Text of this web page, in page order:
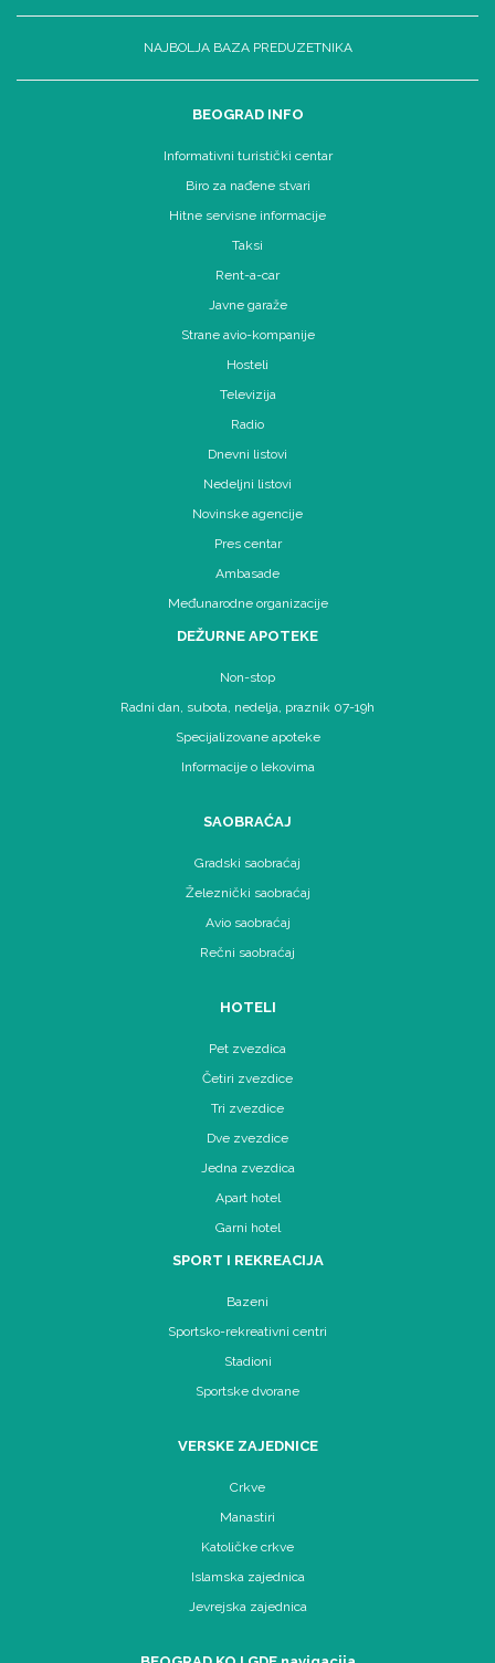
NAJBOLJA BAZA PREDUZETNIKA
BEOGRAD INFO
Informativni turistički centar
Biro za nađene stvari
Hitne servisne informacije
Taksi
Rent-a-car
Javne garaže
Strane avio-kompanije
Hosteli
Televizija
Radio
Dnevni listovi
Nedeljni listovi
Novinske agencije
Pres centar
Ambasade
Međunarodne organizacije
DEŽURNE APOTEKE
Non-stop
Radni dan, subota, nedelja, praznik 07-19h
Specijalizovane apoteke
Informacije o lekovima
SAOBRAĆAJ
Gradski saobraćaj
Železnički saobraćaj
Avio saobraćaj
Rečni saobraćaj
HOTELI
Pet zvezdica
Četiri zvezdice
Tri zvezdice
Dve zvezdice
Jedna zvezdica
Apart hotel
Garni hotel
SPORT I REKREACIJA
Bazeni
Sportsko-rekreativni centri
Stadioni
Sportske dvorane
VERSKE ZAJEDNICE
Crkve
Manastiri
Katoličke crkve
Islamska zajednica
Jevrejska zajednica